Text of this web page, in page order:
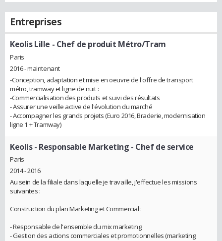
Entreprises
Keolis Lille - Chef de produit Métro/Tram
Paris
2016 - maintenant
-Conception, adaptation et mise en oeuvre de l'offre de transport
métro, tramway et ligne de nuit :
-Commercialisation des produits et suivi des résultats
- Assurer une veille active de l'évolution du marché
- Accompagner les grands projets (Euro 2016, Braderie, modernisation
ligne 1 + Tramway)
Keolis- Responsable Marketing - Chef de service
Paris
2014 - 2016
Au sein de la filiale dans laquelle je travaille, j'effectue les missions
suivantes :
Construction du plan Marketing et Commercial :
- Responsable de l'ensemble du mix marketing
- Gestion des actions commerciales et promotionnelles (marketing